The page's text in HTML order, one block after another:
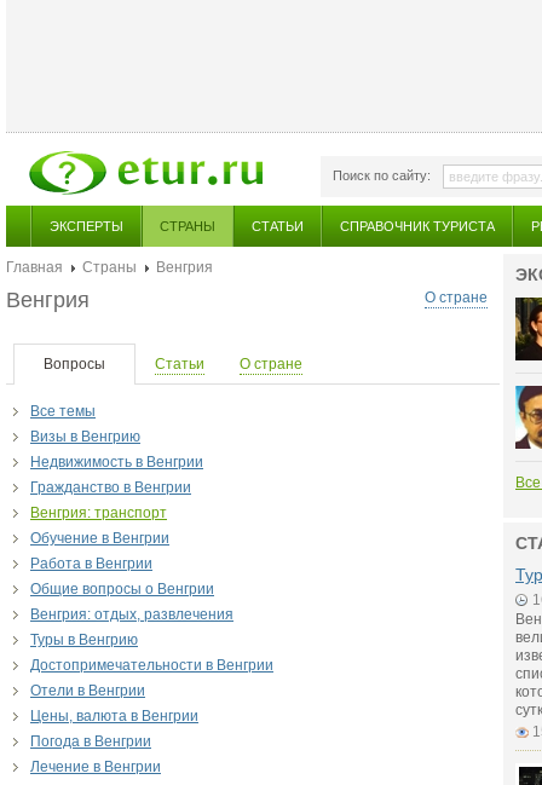
Поиск по сайту:
ЭКСПЕРТЫ СТРАНЫ СТАТЬИ СПРАВОЧНИК ТУРИСТА
Главная Страны
Венгрия
О стране
Венгрия
Вопросы Статьи О стране
Все темы
Визы в Венгрию
Недвижимость в Венгрии
Гражданство в Венгрии
Венгрия: транспорт
Обучение в Венгрии
Работа в Венгрии
Общие вопросы о Венгрии
Венгрия: отдых, развлечения
Туры в Венгрию
Достопримечательности в Венгрии
Отели в Венгрии
Цены, валюта в Венгрии
Погода в Венгрии
Лечение в Венгрии